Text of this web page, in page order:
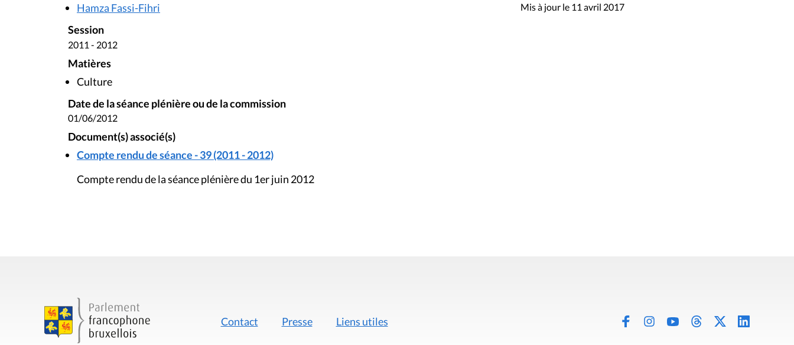
Hamza Fassi-Fihri
Session
2011 - 2012
Matières
Culture
Date de la séance plénière ou de la commission
01/06/2012
Document(s) associé(s)
Compte rendu de séance - 39 (2011 - 2012)
Compte rendu de la séance plénière du 1er juin 2012
Mis à jour le 11 avril 2017
Contact Presse Liens utiles